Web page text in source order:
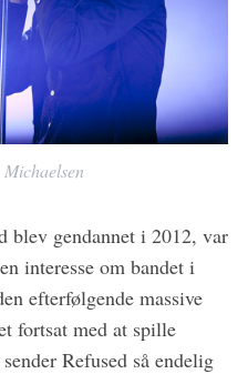
blev gendannet i 2012, var
interesse om bandet i
efterfølgende massive
fortsat med at spille
Refused så endelig